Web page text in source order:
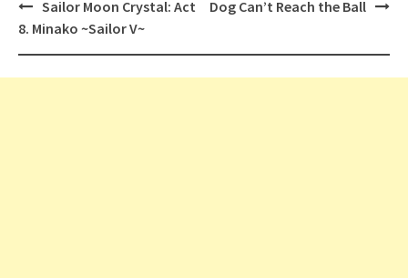
Post
navigation
Sailor Moon Crystal: Act
8. Minako ~Sailor V~
Dog Can’t Reach the Ball